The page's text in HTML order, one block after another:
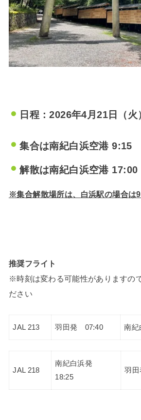
日程：2026年4月21日（火
集合は南紀白浜空港 9:15
解散は南紀白浜空港 17:00
※集合解散場所は、白浜駅の場合は
推奨フライト
※時刻は変わる可能性がありますの
ださい
JAL 213 羽田発 07:40 南
JAL 218
南紀白浜発
18:25
羽